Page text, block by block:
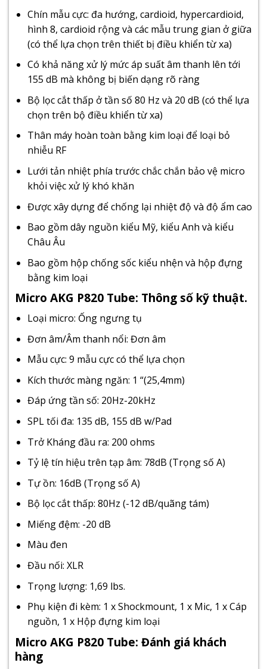
Chín mẫu cực: đa hướng, cardioid, hypercardioid,
hình 8, cardioid rộng và các mẫu trung gian ở giữa
(có thể lựa chọn trên thiết bị điều khiển từ xa)
Có khả năng xử lý mức áp suất âm thanh lên tới
155 dB mà không bị biến dạng rõ ràng
Bộ lọc cắt thấp ở tần số 80 Hz và 20 dB (có thể lựa
chọn trên bộ điều khiển từ xa)
Thân máy hoàn toàn bằng kim loại để loại bỏ
nhiễu RF
Lưới tản nhiệt phía trước chắc chắn bảo vệ micro
khỏi việc xử lý khó khăn
Được xây dựng để chống lại nhiệt độ và độ ẩm cao
Bao gồm dây nguồn kiểu Mỹ, kiểu Anh và kiểu
Châu Âu
Bao gồm hộp chống sốc kiểu nhện và hộp đựng
bằng kim loại
Micro AKG P820 Tube: Thông số kỹ thuật.
Loại micro: Ống ngưng tụ
Đơn âm/Âm thanh nổi: Đơn âm
Mẫu cực: 9 mẫu cực có thể lựa chọn
Kích thước màng ngăn: 1 “(25,4mm)
Đáp ứng tần số: 20Hz-20kHz
SPL tối đa: 135 dB, 155 dB w/Pad
Trở Kháng đầu ra: 200 ohms
Tỷ lệ tín hiệu trên tạp âm: 78dB (Trọng số A)
Tự ồn: 16dB (Trọng số A)
Bộ lọc cắt thấp: 80Hz (-12 dB/quãng tám)
Miếng đệm: -20 dB
Màu đen
Đầu nối: XLR
Trọng lượng: 1,69 lbs.
Phụ kiện đi kèm: 1 x Shockmount, 1 x Mic, 1 x Cáp
nguồn, 1 x Hộp đựng kim loại
Micro AKG P820 Tube: Đánh giá khách
hàng